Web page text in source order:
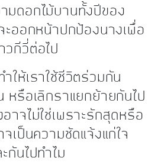
มดอกไม้บานทั้งปีของ
ะออกหน้าปกป้องนางเพื่อ
วกีวี่ต่อไป
ห้เราใช้ชีวิตร่วมกัน
หรือเลิกราแยกย้ายกันไป
าจไม่ใช่เพราะรักสุดหรือ
เป็นความชัดแจ้งแก่ใจ
กันไปทำไม